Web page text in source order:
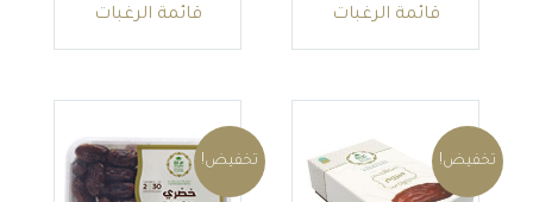
قائمة الرغبات
قائمة الرغبات
تخفيض! تخفيض!